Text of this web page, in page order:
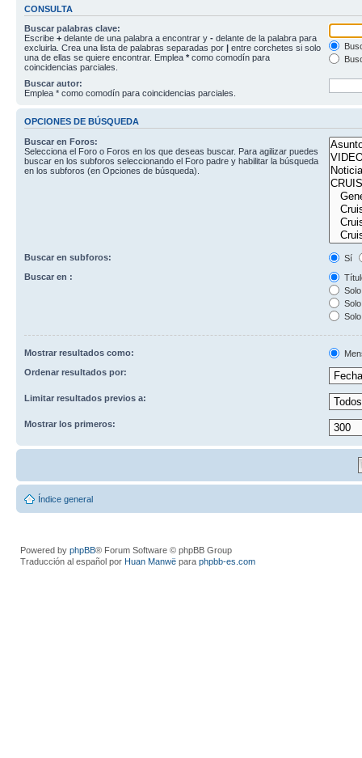
CONSULTA
Buscar palabras clave:
Escribe + delante de una palabra a encontrar y - delante de la palabra para
excluirla. Crea una lista de palabras separadas por | entre corchetes si solo
una de ellas se quiere encontrar. Emplea * como comodín para
coincidencias parciales.
Buscar autor:
Emplea * como comodín para coincidencias parciales.
OPCIONES DE BÚSQUEDA
Buscar en Foros:
Selecciona el Foro o Foros en los que deseas buscar. Para agilizar puedes
buscar en los subforos seleccionando el Foro padre y habilitar la búsqueda
en los subforos (en Opciones de búsqueda).
Buscar en subforos:
Sí
Buscar en :
Mostrar resultados como:
Ordenar resultados por:
Limitar resultados previos a:
Mostrar los primeros:
Índice general
Powered by phpBB® Forum Software © phpBB Group
Traducción al español por Huan Manwë para phpbb-es.com